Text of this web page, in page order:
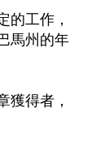
的工作，
馬州的年
獲得者，